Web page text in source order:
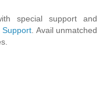
special support and
Support . Avail unmatched